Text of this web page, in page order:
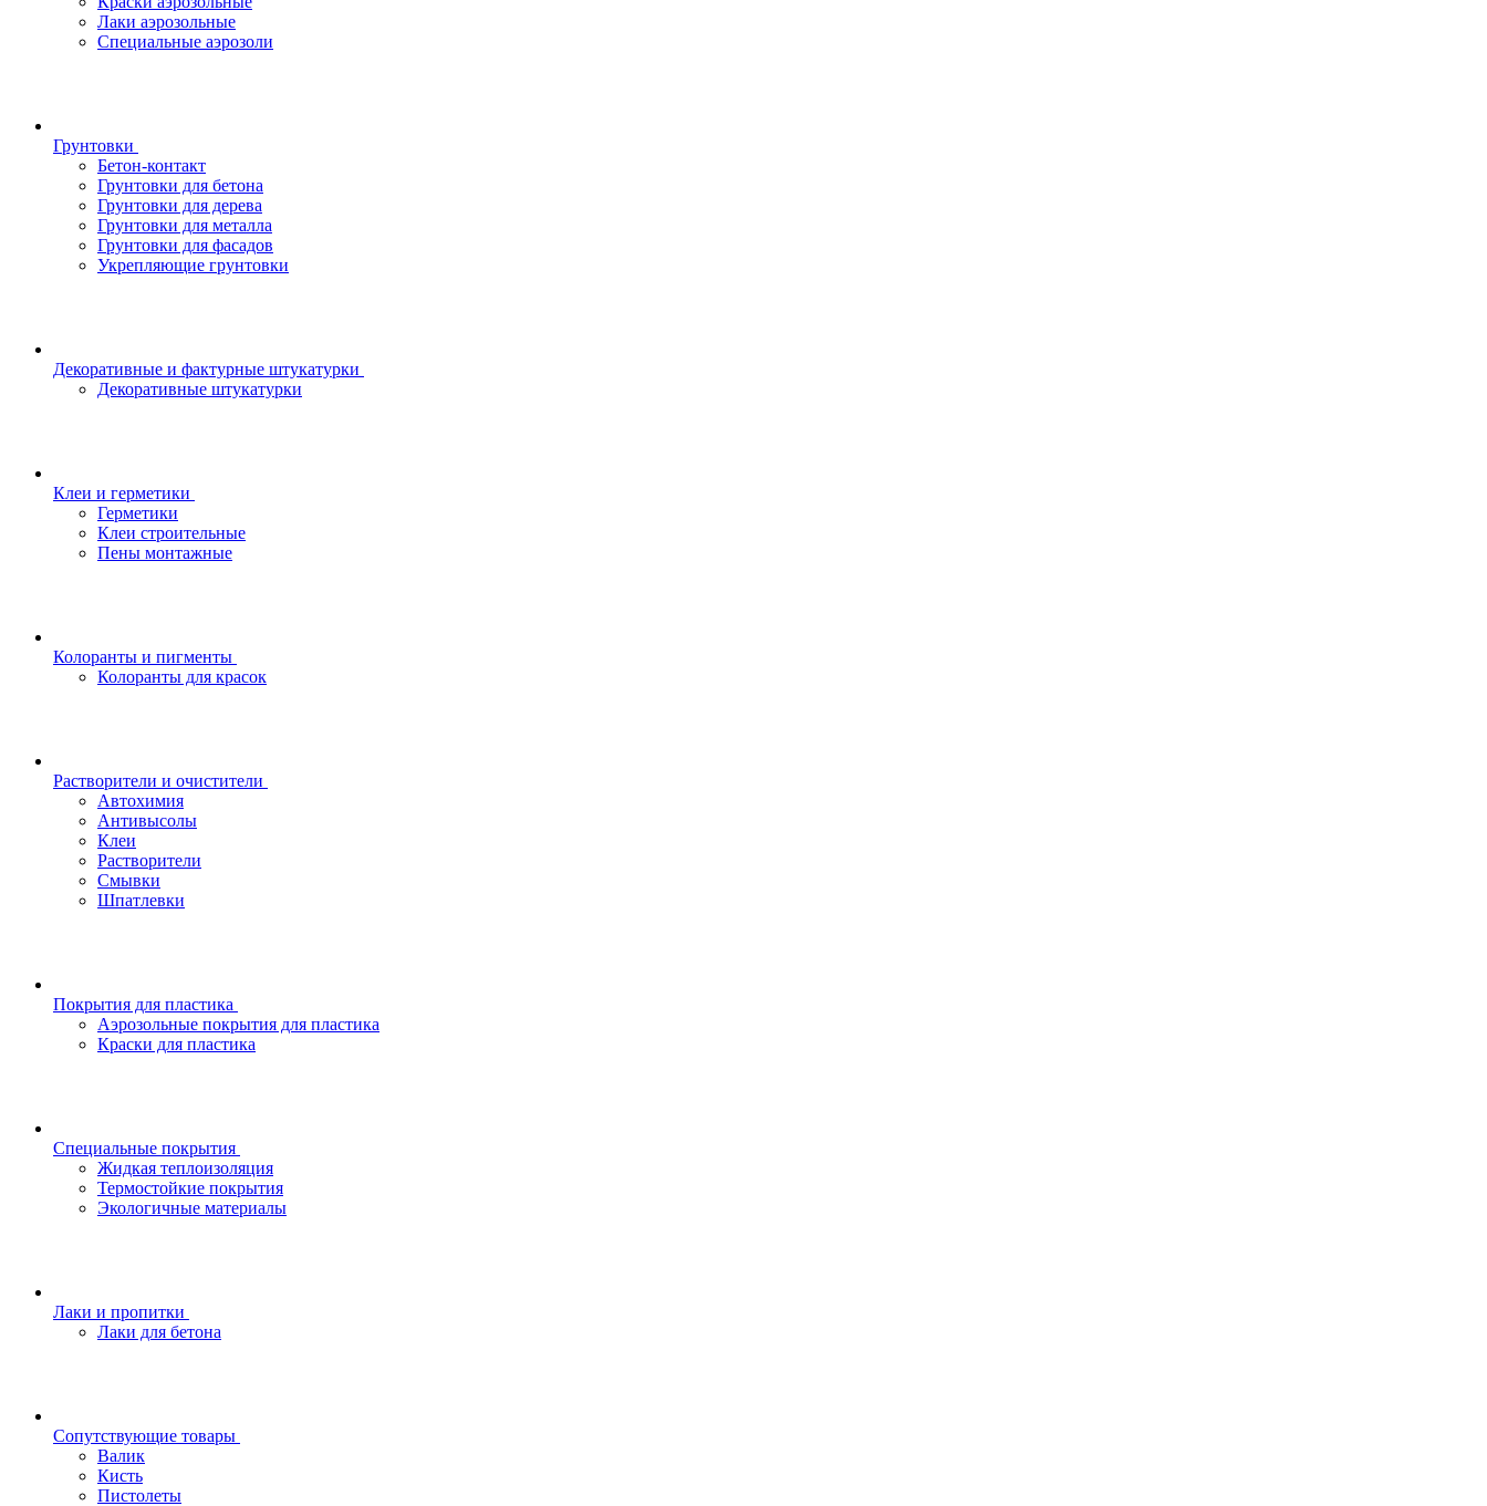
Лаки аэрозольные
Специальные аэрозоли
Грунтовки
Бетон-контакт
Грунтовки для бетона
Грунтовки для дерева
Грунтовки для металла
Грунтовки для фасадов
Укрепляющие грунтовки
Декоративные и фактурные штукатурки
Декоративные штукатурки
Клеи и герметики
Герметики
Клеи строительные
Пены монтажные
Колоранты и пигменты
Колоранты для красок
Растворители и очистители
Автохимия
Антивысолы
Клеи
Растворители
Смывки
Шпатлевки
Покрытия для пластика
Аэрозольные покрытия для пластика
Краски для пластика
Специальные покрытия
Жидкая теплоизоляция
Термостойкие покрытия
Экологичные материалы
Лаки и пропитки
Лаки для бетона
Сопутствующие товары
Валик
Кисть
Пистолеты